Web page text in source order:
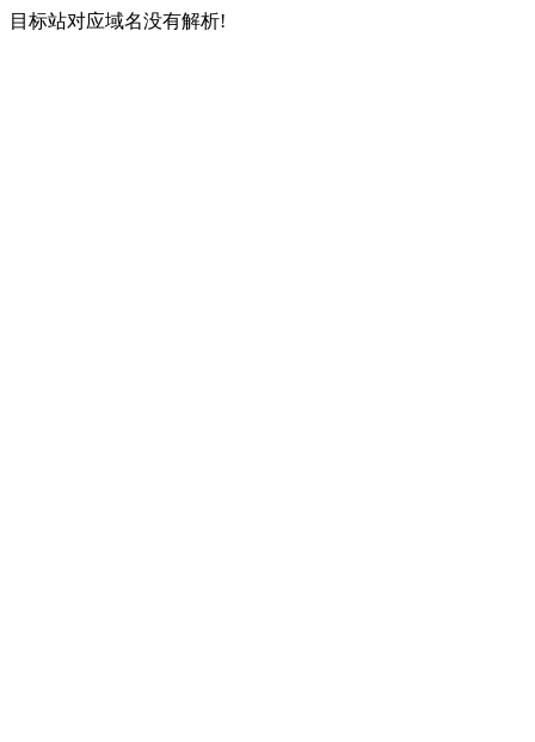
目标站对应域名没有解析!